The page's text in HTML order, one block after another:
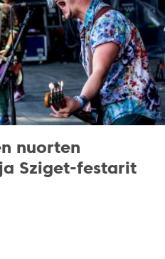
nuorten
Sziget-festarit